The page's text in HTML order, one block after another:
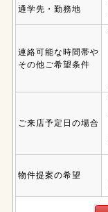
通学先・勤務地
連絡可能な時間帯や
その他ご希望条件
ご来店予定日の場合
物件提案の希望